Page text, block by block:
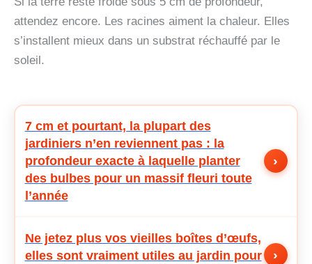
attendez encore. Les racines aiment la chaleur. Elles
s’installent mieux dans un substrat réchauffé par le
soleil.
7 cm et pourtant, la plupart des
jardiniers n’en reviennent pas : la
profondeur exacte à laquelle planter
des bulbes pour un massif fleuri toute
l’année
›
Ne jetez plus vos vieilles boîtes d’œufs,
elles sont vraiment utiles au jardin pour
›